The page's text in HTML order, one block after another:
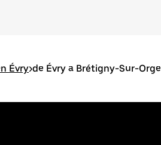
Évry>de Évry a Brétigny-Sur-Orge